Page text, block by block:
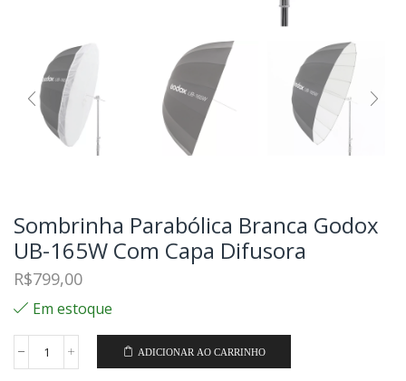
Sombrinha Parabólica Branca Godox
UB-165W Com Capa Difusora
R$799,00
Em estoque
ADICIONAR AO CARRINHO